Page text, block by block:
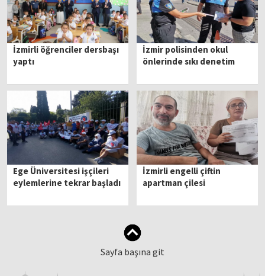
İzmirli öğrenciler dersbaşı
yaptı
İzmir polisinden okul
önlerinde sıkı denetim
Ege Üniversitesi işçileri
eylemlerine tekrar başladı
İzmirli engelli çiftin
apartman çilesi
Sayfa başına git